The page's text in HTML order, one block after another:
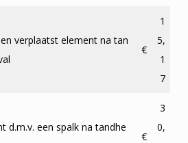
verplaatst element na tan
€
1
5,
1
7
d.m.v. een spalk na tandhe
€
3
0,